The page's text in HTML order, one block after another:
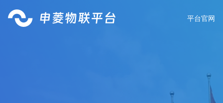
平台官网